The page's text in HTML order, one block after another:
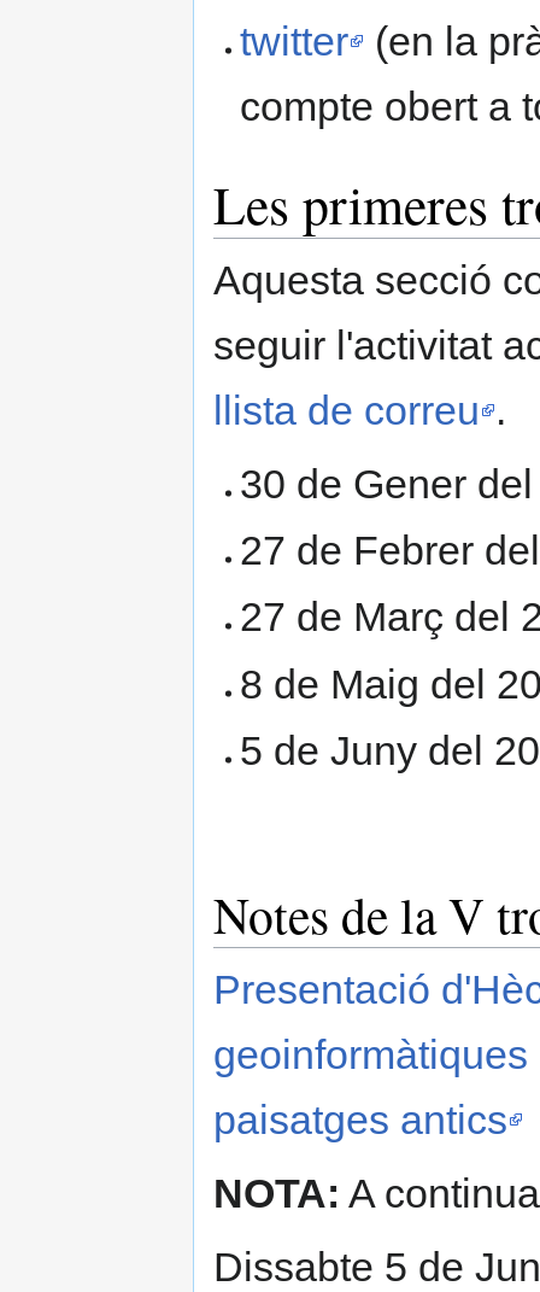
twitter
(en la
compte obert a
Les primeres
Aquesta secció
seguir l'activitat
llista de correu .
30 de Gener
27 de Febrer
27 de Març del
8 de Maig del
5 de Juny del
Notes de la V
Presentació
paisatges antics
NOTA: A
Dissabte 5 de